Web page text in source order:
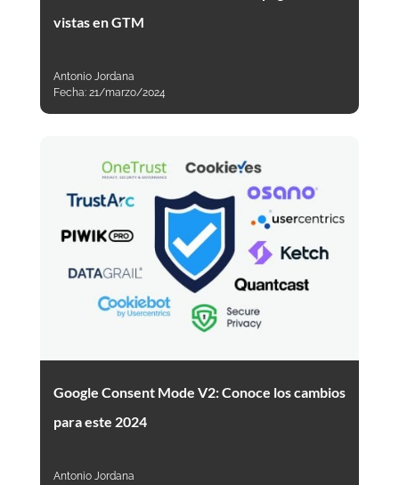
vistas en GTM
Antonio Jordana
Fecha: 21/marzo/2024
Google Consent Mode V2: Conoce los cambios
para este 2024
Antonio Jordana